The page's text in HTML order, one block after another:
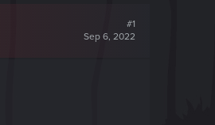
#1
Sep 6, 2022